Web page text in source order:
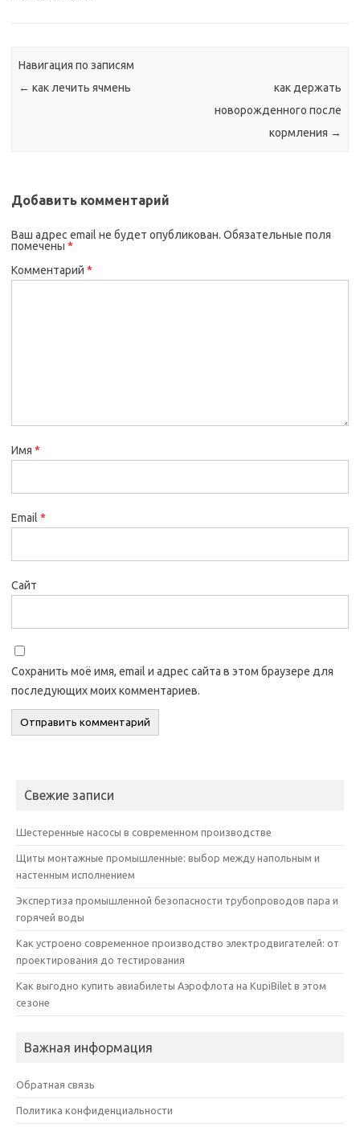
Навигация по записям
← как лечить ячмень
как держать
новорожденного после
кормления →
Добавить комментарий
Ваш адрес email не будет опубликован. Обязательные поля
помечены *
Комментарий *
Имя *
Email *
Сайт
Сохранить моё имя, email и адрес сайта в этом браузере для
последующих моих комментариев.
Свежие записи
Шестеренные насосы в современном производстве
Щиты монтажные промышленные: выбор между напольным и
настенным исполнением
Экспертиза промышленной безопасности трубопроводов пара и
горячей воды
Как устроено современное производство электродвигателей: от
проектирования до тестирования
Как выгодно купить авиабилеты Аэрофлота на KupiBilet в этом
сезоне
Важная информация
Обратная связь
Политика конфиденциальности